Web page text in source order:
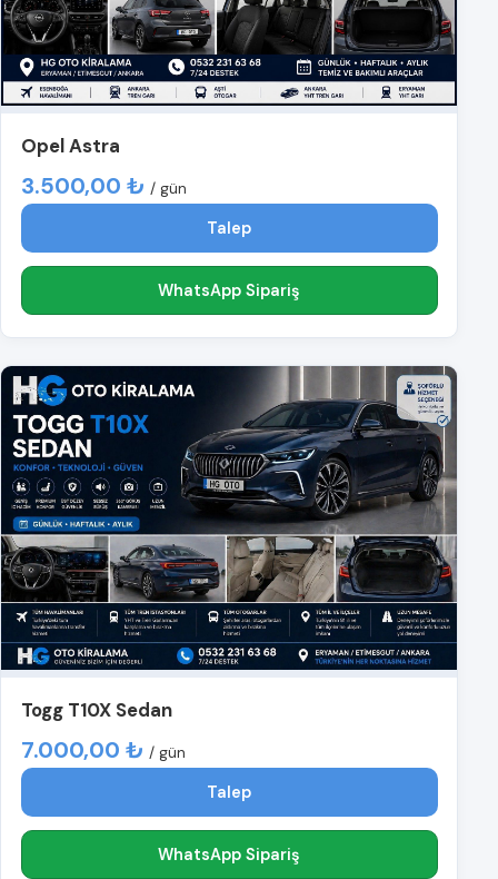
Opel Astra
3.500,00 ₺ / gün
Talep
WhatsApp Sipariş
Togg T10X Sedan
7.000,00 ₺ / gün
Talep
WhatsApp Sipariş